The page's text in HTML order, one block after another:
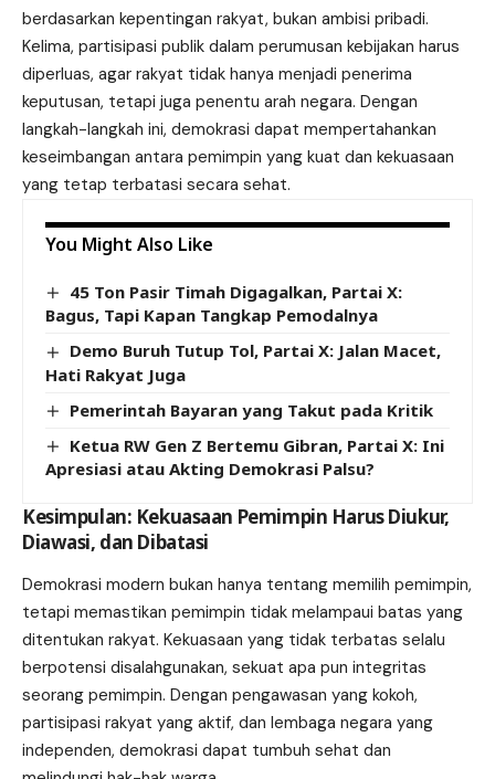
berdasarkan kepentingan rakyat, bukan ambisi pribadi.
Kelima, partisipasi publik dalam perumusan kebijakan harus
diperluas, agar rakyat tidak hanya menjadi penerima
keputusan, tetapi juga penentu arah negara. Dengan
langkah-langkah ini, demokrasi dapat mempertahankan
keseimbangan antara pemimpin yang kuat dan kekuasaan
yang tetap terbatasi secara sehat.
You Might Also Like
45 Ton Pasir Timah Digagalkan, Partai X:
Bagus, Tapi Kapan Tangkap Pemodalnya
Demo Buruh Tutup Tol, Partai X: Jalan Macet,
Hati Rakyat Juga
Pemerintah Bayaran yang Takut pada Kritik
Ketua RW Gen Z Bertemu Gibran, Partai X: Ini
Apresiasi atau Akting Demokrasi Palsu?
Kesimpulan: Kekuasaan Pemimpin Harus Diukur,
Diawasi, dan Dibatasi
Demokrasi modern bukan hanya tentang memilih pemimpin,
tetapi memastikan pemimpin tidak melampaui batas yang
ditentukan rakyat. Kekuasaan yang tidak terbatas selalu
berpotensi disalahgunakan, sekuat apa pun integritas
seorang pemimpin. Dengan pengawasan yang kokoh,
partisipasi rakyat yang aktif, dan lembaga negara yang
independen, demokrasi dapat tumbuh sehat dan